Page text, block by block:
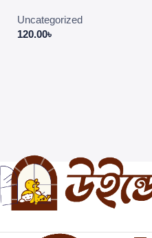
Uncategorized
120.00৳